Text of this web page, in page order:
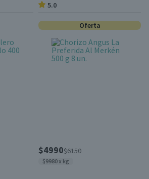
5.0
Oferta
$4990$6150
$9980 x kg